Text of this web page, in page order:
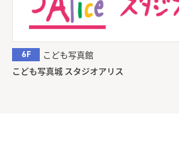
6F
こども写真館
こども写真城 スタジオアリス